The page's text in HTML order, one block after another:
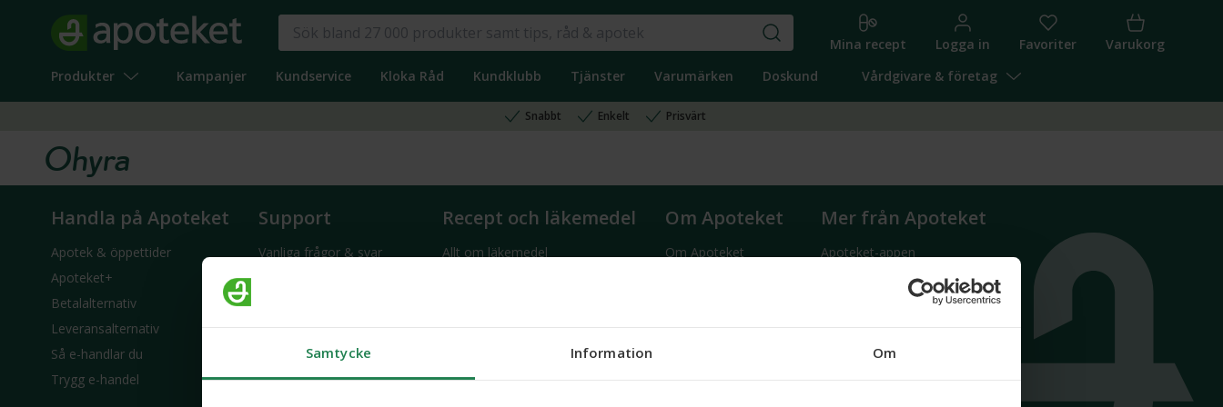
Samtycke Information Om
Mina recept Logga in Favoriter
Varukorg
Produkter
Kampanjer Kundservice Kloka Råd Kundklubb Tjänster Varumärken Doskund Vårdgivare & företag
Snabbt Enkelt Prisvärt
Ohyra
Handla på Apoteket
Apotek & öppettider
Apoteket+
Betalalternativ
Leveransalternativ
Så e-handlar du
Trygg e-handel
Support
Vanliga frågor & svar
Återkallelser
Tillgänglighetsredogörelse
Recept och läkemedel
Allt om läkemedel
Högkostnadsskyddet
Rådgivning om läkemedel
Om Apoteket
Om Apoteket
Finansiell information
Mer från Apoteket
Apoteket-appen
För vårdgivare & företag
För leverantörer